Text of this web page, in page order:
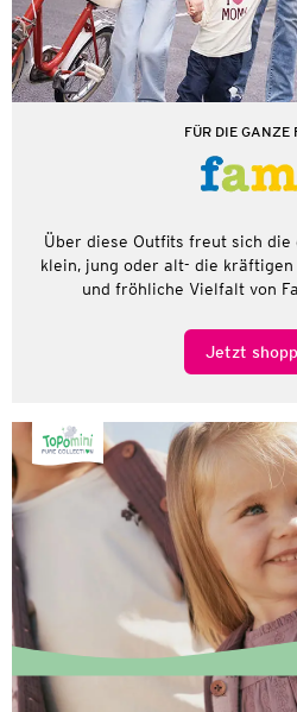
FÜR DIE GANZE
Über diese Outfits freut sich die
klein, jung oder alt- die kräftigen
und fröhliche Vielfalt von
Jetzt